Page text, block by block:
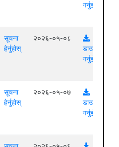
गर्नुहोस्
सूचना
हेर्नुहोस्
२०२६-०५-०८
डाउनलोड
गर्नुहोस्
सूचना
हेर्नुहोस्
२०२६-०५-०७
डाउनलोड
गर्नुहोस्